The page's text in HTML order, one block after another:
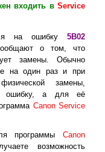
входить в Service
на ошибку 5B02
о том, что
замены. Обычно
на один раз и при
замены,
ошибку, а для её
Canon Service
программы Canon
возможность